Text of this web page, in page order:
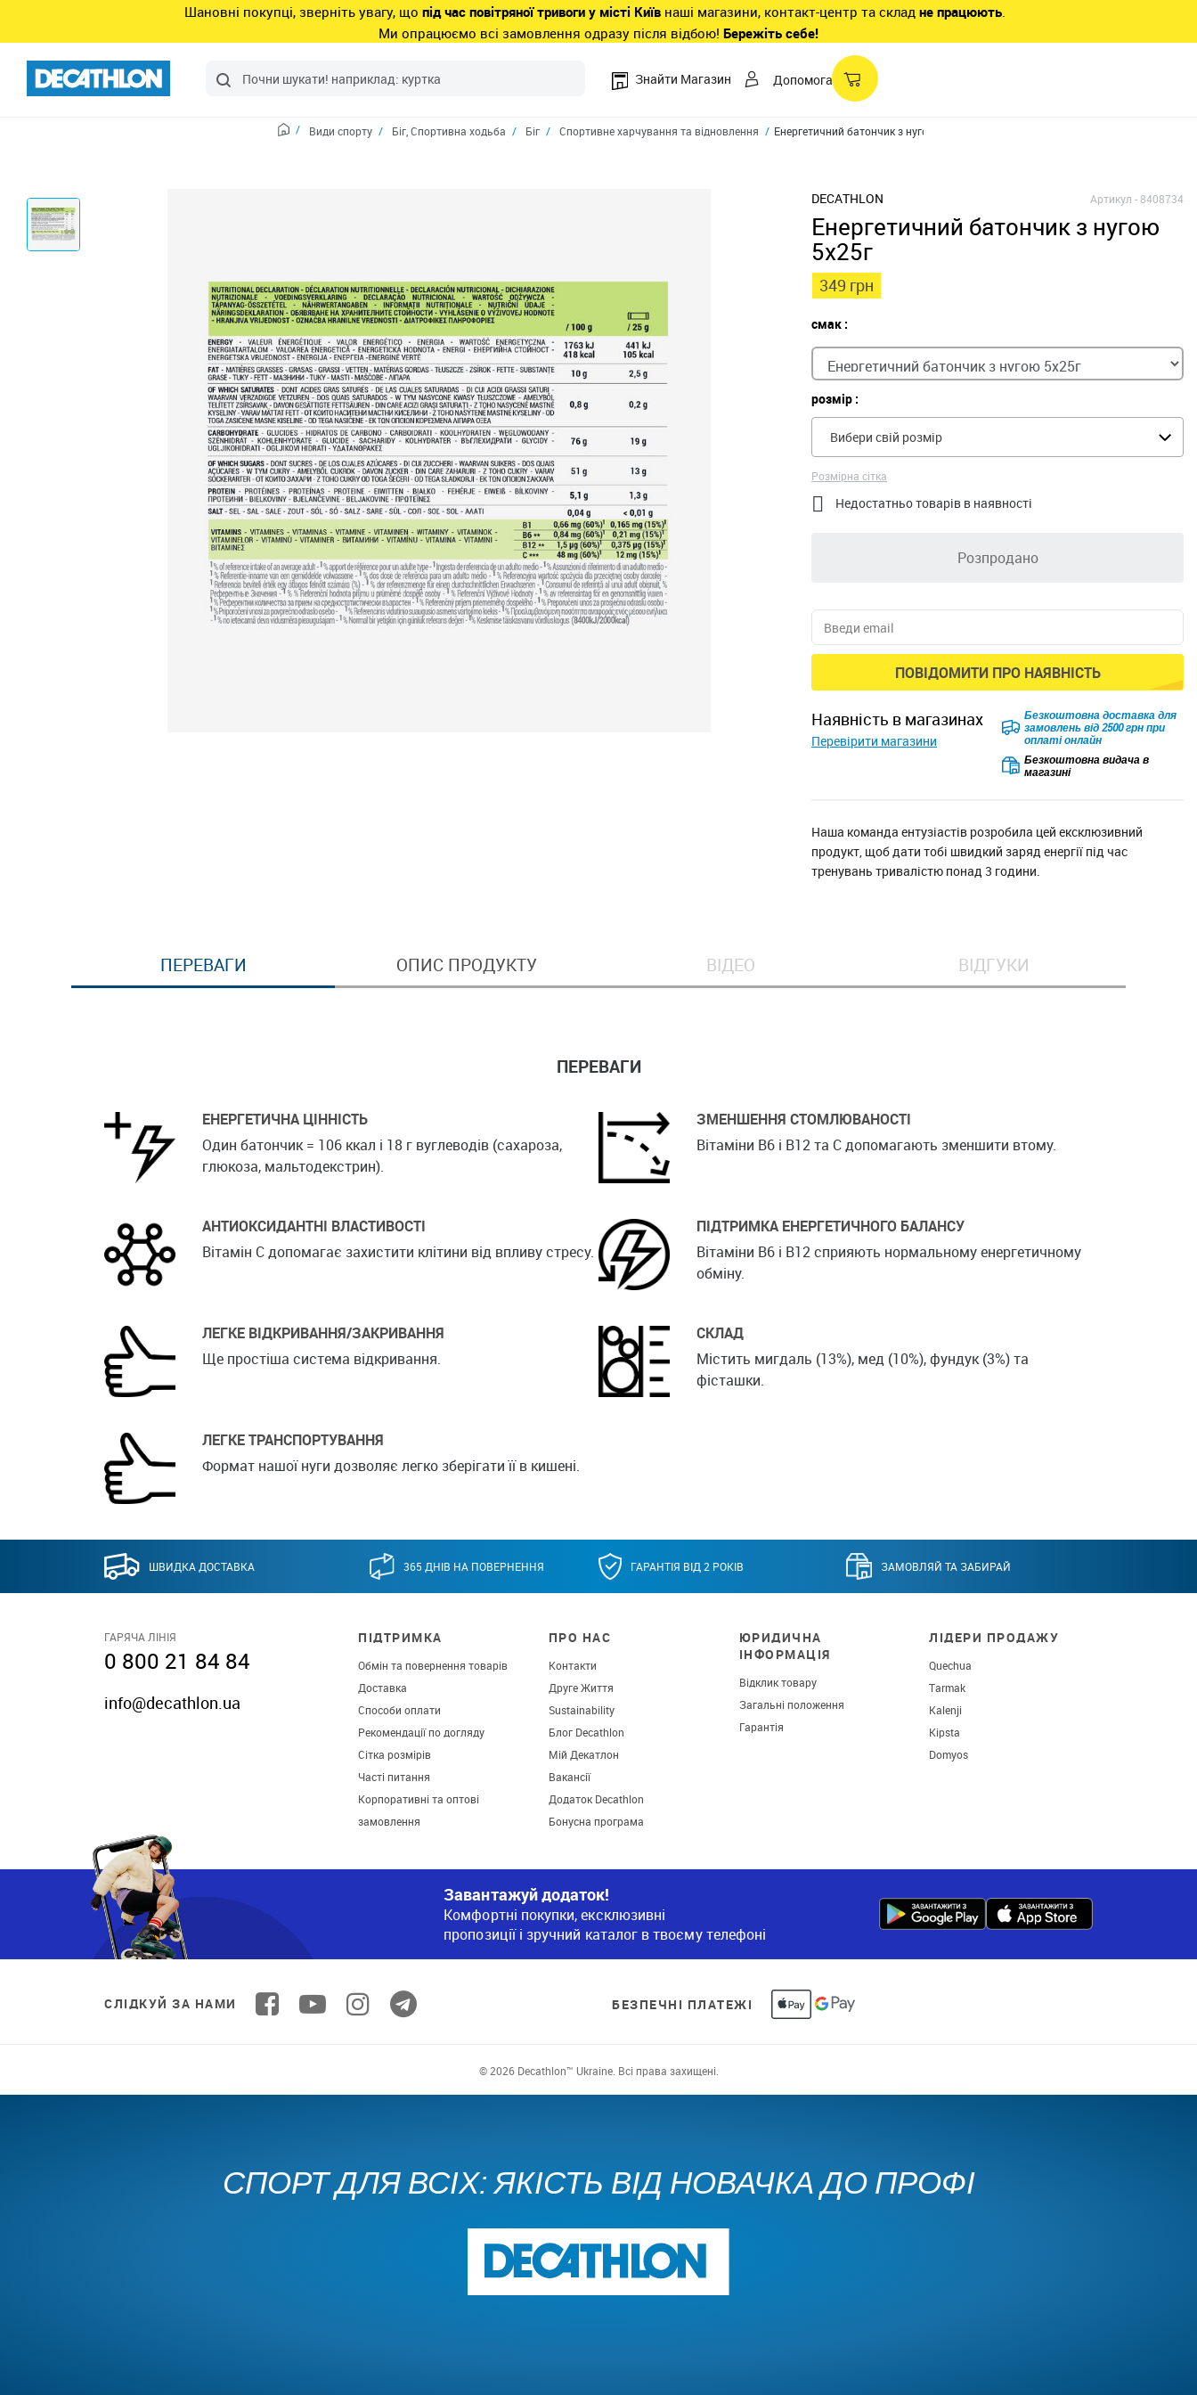
Шановні покупці, зверніть увагу, що під час повітряної тривоги у місті Київ наші магазини, контакт-центр та склад не працюють.
Ми опрацюємо всі замовлення одразу після відбою! Бережіть себе!
Знайти Магазин Допомога
Види спорту Біг, Спортивна ходьба Біг Спортивне харчування та відновлення Енергетичний батончик з нугою 5x25г
DECATHLON Артикул -8408734
Енергетичний батончик з нугою
5x25г
349 грн
смак :
розмір :
Вибери свій розмір
Розмірна сітка
 Недостатньо товарів в наявності
Розпродано
ПОВІДОМИТИ ПРО НАЯВНІСТЬ
наявність в магазинах
Перевірити магазини
Безкоштовна доставка для
замовлень від 2500 грн при
оплаті онлайн
Безкоштовна видача в
магазині
Наша команда ентузіастів розробила цей ексклюзивний
продукт, щоб дати тобі швидкий заряд енергії під час
тренувань тривалістю понад 3 години.
ПЕРЕВАГИ ОПИС ПРОДУКТУ ВІДЕО ВІДГУКИ
ПЕРЕВАГИ
ЕНЕРГЕТИЧНА ЦІННІСТЬ
Один батончик = 106 ккал і 18 г вуглеводів (сахароза,
глюкоза, мальтодекстрин).
ЗМЕНШЕННЯ СТОМЛЮВАНОСТІ
Вітаміни В6 і В12 та С допомагають зменшити втому.
АНТИОКСИДАНТНІ ВЛАСТИВОСТІ
Вітамін С допомагає захистити клітини від впливу стресу.
ПІДТРИМКА ЕНЕРГЕТИЧНОГО БАЛАНСУ
Вітаміни В6 і В12 сприяють нормальному енергетичному
обміну.
ЛЕГКЕ ВІДКРИВАННЯ/ЗАКРИВАННЯ
Ще простіша система відкривання.
СКЛАД
Містить мигдаль (13%), мед (10%), фундук (3%) та
фісташки.
ЛЕГКЕ ТРАНСПОРТУВАННЯ
Формат нашої нуги дозволяє легко зберігати її в кишені.
ШВИДКА ДОСТАВКА 365 ДНІВ НА ПОВЕРНЕННЯ ГАРАНТІЯ ВІД 2 РОКІВ ЗАМОВЛЯЙ ТА ЗАБИРАЙ
ГАРЯЧА ЛІНІЯ
0 800 21 84 84
info@decathlon.ua
ПІДТРИМКА
Обмін та повернення товарів
Доставка
Способи оплати
Рекомендації по догляду
Сітка розмірів
Часті питання
Корпоративні та оптові
замовлення
ПРО НАС
Контакти
Друге Життя
Sustainability
Блог Decathlon
Мій Декатлон
Вакансії
Додаток Decathlon
Бонусна програма
ЮРИДИЧНА
ІНФОРМАЦІЯ
Відклик товару
Загальні положення
Гарантія
ЛІДЕРИ ПРОДАЖУ
Quechua
Tarmak
Kalenji
Kipsta
Domyos
Завантажуй додаток!
Комфортні покупки, ексклюзивні
пропозиції і зручний каталог в твоєму телефоні
СЛІДКУЙ ЗА НАМИ БЕЗПЕЧНІ ПЛАТЕЖІ
© 2026 Decathlon™ Ukraine. Всі права захищені.
СПОРТ ДЛЯ ВСІХ: ЯКІСТЬ ВІД НОВАЧКА ДО ПРОФІ